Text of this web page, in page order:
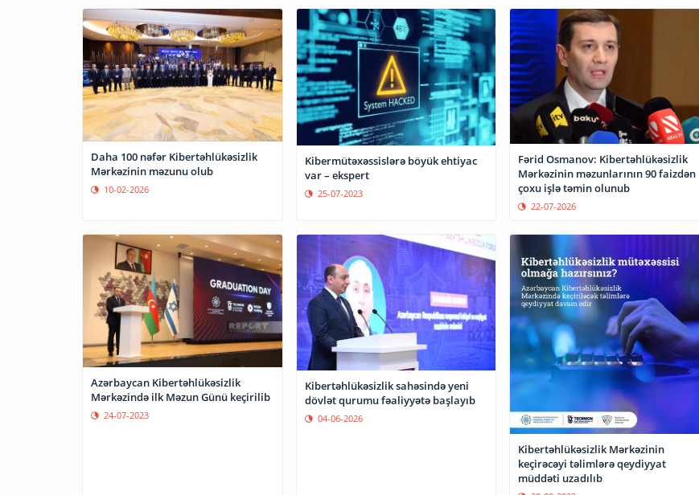
Daha 100 nəfər Kibertəhlükəsizlik
Mərkəzinin məzunu olub
10-02-2026
Kibermütəxəssislərə böyük ehtiyac
var – ekspert
25-07-2023
Fərid Osmanov: Kibertəhlükəsizlik
Mərkəzinin məzunlarının 90 faizdən
çoxu işlə təmin olunub
22-07-2026
Azərbaycan Kibertəhlükəsizlik
Mərkəzində ilk Məzun Günü keçirilib
24-07-2023
Kibertəhlükəsizlik sahəsində yeni
dövlət qurumu fəaliyyətə başlayıb
04-06-2026
Kibertəhlükəsizlik Mərkəzinin
keçirəcəyi təlimlərə qeydiyyat
müddəti uzadılıb